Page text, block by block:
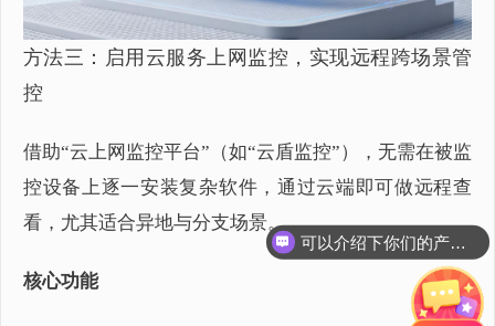
方法三：启用云服务上网监控，实现远程跨场景管
控
借助“云上网监控平台”（如“云盾监控”），无需在被监
控设备上逐一安装复杂软件，通过云端即可做远程查
看，尤其适合异地与分支场景。
核心功能
可以介绍下你们的产品么？